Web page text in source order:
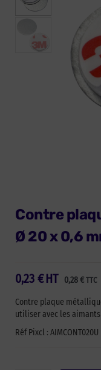
Contre
Ø 20 x 0,6
0,23 € 0,28€ TTC
HT
Contre plaque
utiliser avec les
Réf Pixcl : AIMCONT020U